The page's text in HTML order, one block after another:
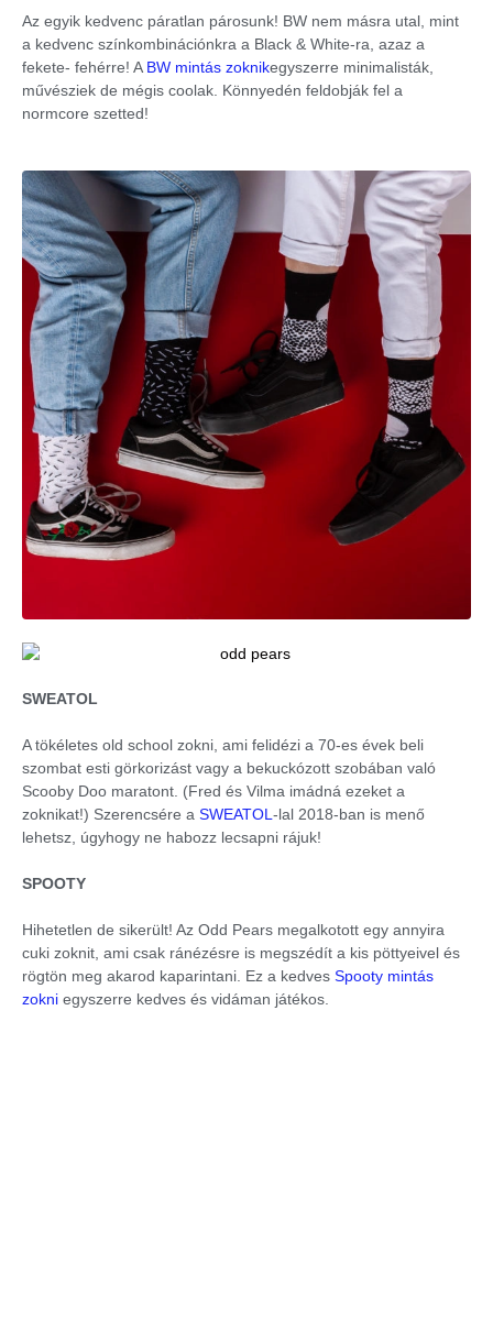
Az egyik kedvenc páratlan párosunk! BW nem másra utal, mint
a kedvenc színkombinációnkra a Black & White-ra, azaz a
fekete- fehérre! A BW mintás zoknikegyszerre minimalisták,
művésziek de mégis coolak. Könnyedén feldobják fel a
normcore szetted!
SWEATOL
A tökéletes old school zokni, ami felidézi a 70-es évek beli
szombat esti görkorizást vagy a bekuckózott szobában való
Scooby Doo maratont. (Fred és Vilma imádná ezeket a
zoknikat!) Szerencsére a SWEATOL -lal 2018-ban is menő
lehetsz, úgyhogy ne habozz lecsapni rájuk!
SPOOTY
Hihetetlen de sikerült! Az Odd Pears megalkotott egy annyira
cuki zoknit, ami csak ránézésre is megszédít a kis pöttyeivel és
rögtön meg akarod kaparintani. Ez a kedves Spooty mintás
zokni egyszerre kedves és vidáman játékos.